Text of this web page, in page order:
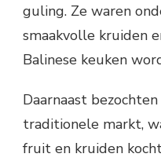
guling. Ze waren
smaakvolle kruiden
Balinese keuken
Daarnaast
traditionele markt,
fruit en kruiden